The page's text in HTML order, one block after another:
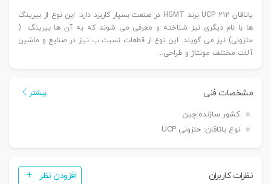
یاتاقان UCP 212 برند HGMT در صنعت بسیار کاربرد دارد. این نوع از بیرینگ
ها با نام دیگری نیز شناخته و معرفی می شوند که به آن ها بیرینگ (
حلزونی) نیز می گویند. این نوع از قطعات نسبت ب نیاز در صنایع و ماشین
آلات مختلف مونتاژ و طراحی...
مشخصات فنی بیشتر
کشور سازنده:چین
نوع یاتاقان: حلزونی UCP
نظرات کاربران افزودن نظر